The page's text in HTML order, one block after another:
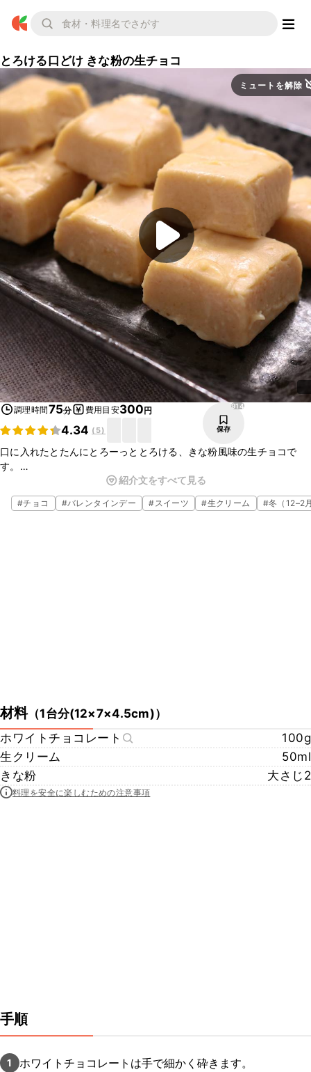
とろける口どけ きな粉の生チョコ
ミュートを解除
調理時間75分 費用目安300円
4.34 ( 5)
914
保存
口に入れたとたんにとろーっととろける、きな粉風味の生チョコで
す。
作り方もとても簡単！
しかもおいしい！
紹介文をすべて見る
#チョコ #バレンタインデー #スイーツ #生クリーム #冬（12–2
材料（1台分(12×7×4.5cm)）
ホワイトチョコレート
100g
生クリーム
50ml
きな粉
大さじ2
料理を安全に楽しむための注意事項
手順
1 ホワイトチョコレートは手で細かく砕きます。